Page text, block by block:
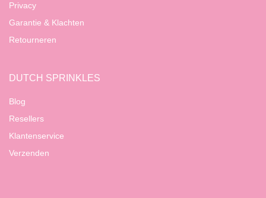
Privacy
Garantie & Klachten
Retourneren
DUTCH SPRINKLES
Blog
Resellers
Klantenservice
Verzenden